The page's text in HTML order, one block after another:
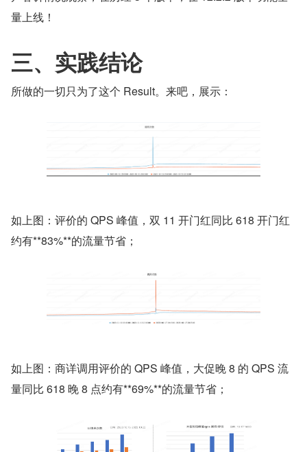
量上线！
三、实践结论
所做的一切只为了这个 Result。来吧，展示：
如上图：评价的 QPS 峰值，双 11 开门红同比 618 开门红
约有**83%**的流量节省；
如上图：商详调用评价的 QPS 峰值，大促晚 8 的 QPS 流
量同比 618 晚 8 点约有**69%**的流量节省；